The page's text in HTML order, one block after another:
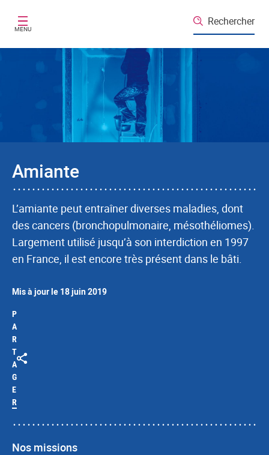
MENU
Rechercher
Amiante
L’amiante peut entraîner diverses maladies, dont
des cancers (bronchopulmonaire, mésothéliomes).
Largement utilisé jusqu’à son interdiction en 1997
en France, il est encore très présent dans le bâti.
Mis à jour le 18 juin 2019
P
A
R
T
A
G
E
R
Nos missions